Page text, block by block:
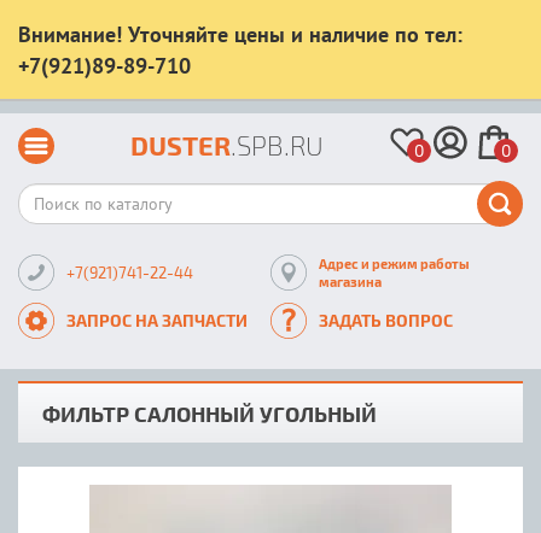
Внимание! Уточняйте цены и наличие по тел:
+7(921)89-89-710
DUSTER.SPB.RU 0 0
+7(921)741-22-44
Адрес и режим работы
магазина
ЗАПРОС НА ЗАПЧАСТИ ЗАДАТЬ ВОПРОС
ФИЛЬТР САЛОННЫЙ УГОЛЬНЫЙ